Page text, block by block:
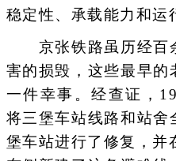
稳定性、承载能力和运
京张铁路虽历经百
害的损毁，这些最早的
一件幸事。经查证，
将三堡车站线路和站舍
堡车站进行了修复，并